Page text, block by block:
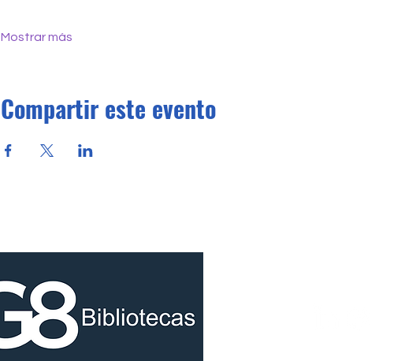
Mostrar más
Compartir este evento